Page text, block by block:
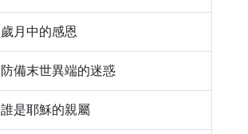
歲月中的感恩
防備末世異端的迷惑
誰是耶穌的親屬